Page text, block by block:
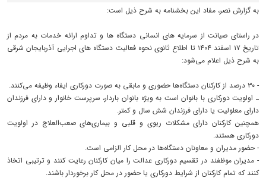
به گزارش نصر، مفاد این بخشنامه به شرح ذیل است:
در راستای صیانت از سرمایه‌ های انسانی دستگاه‌ ها و تداوم ارائه خدمات به مردم از
تاریخ ۱۷ اسفند ۱۴۰۴ تا اطلاع ثانوی نحوه فعالیت دستگاه‌ های اجرایی آذربایجان شرقی
به شرح ذیل اعلام می‌شود:
- ۳۰ درصد از کارکنان دستگاه‌ها حضوری و مابقی به صورت دورکاری ایفاء وظیفه می‌کنند.
ـ اولویت دورکاری با بانوان است به ویژه بانوان باردار، سرپرست خانوار و دارای فرزندان
دارای معلولیت یا دارای فرزندان شش سال و کمتر.
همچنین کارکنان دارای مشکلات ریوی و قلبی و بیماری‌های صعب‌العلاج در اولویت
دورکاری هستند.
- حضور مدیران و معاونان دستگاه‌ها در محل کار الزامی است.
- مدیران موظفند در تقسیم دورکاری عدالت را میان کارکنان رعایت کنند و ترتیبی اتخاذ
کنند که تمام کارکنان از شرایط دورکاری یا حضور در محل کار برخوردار باشند.